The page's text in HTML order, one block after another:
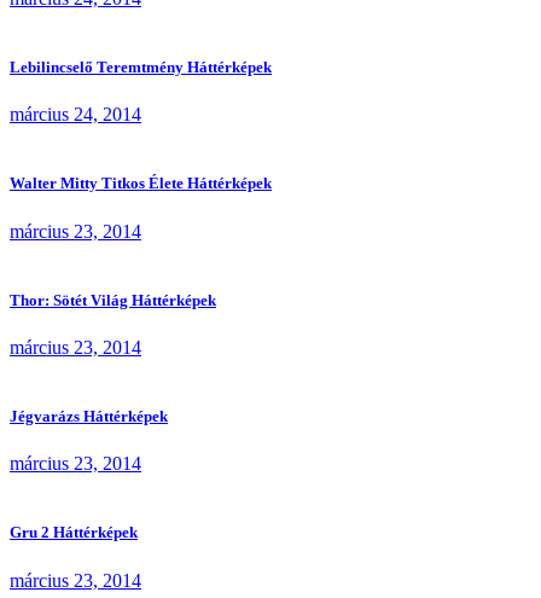
Lebilincselő Teremtmény Háttérképek
március 24, 2014
Walter Mitty Titkos Élete Háttérképek
március 23, 2014
Thor: Sötét Világ Háttérképek
március 23, 2014
Jégvarázs Háttérképek
március 23, 2014
Gru 2 Háttérképek
március 23, 2014